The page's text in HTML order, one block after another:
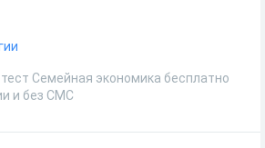
Семейная экономика бесплатно
и без СМС